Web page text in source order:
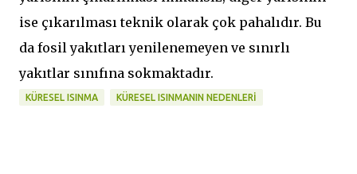
ise çıkarılması teknik olarak çok pahalıdır. Bu
da fosil yakıtları yenilenemeyen ve sınırlı
yakıtlar sınıfına sokmaktadır.
KÜRESEL ISINMA KÜRESEL ISINMANIN NEDENLERI